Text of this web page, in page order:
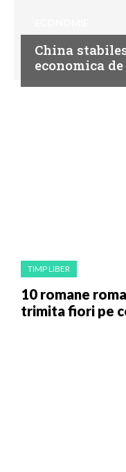
China
economica
TIMP LIBER
10 romane
trimita fiori pe